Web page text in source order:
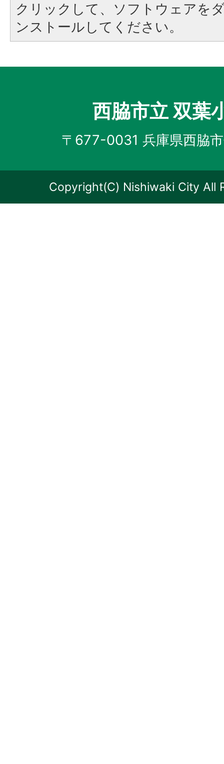
クリックして、ソフトウェアを
ンストールしてください。
西脇市立 双葉
〒677-0031 兵庫県西脇
Copyright(C) Nishiwaki City All